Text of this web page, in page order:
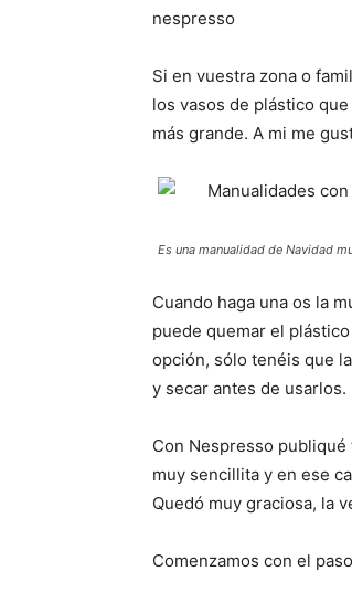
Si en vuestra zona o
los vasos de plástico
más grande. A mi me
Es una manualidad de Navidad
Cuando haga una os la
puede quemar el
opción, sólo tenéis que
y secar antes de usarlos.
Con Nespresso
muy sencillita y en ese
Quedó muy graciosa, la
Comenzamos con el